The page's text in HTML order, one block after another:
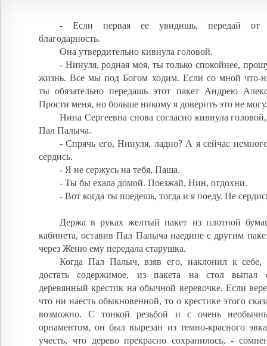
- Если первая ее увидишь, передай от
благодарность.
Она утвердительно кивнула головой.
- Нинуля, родная моя, ты только спокойнее,
жизнь. Все мы под Богом ходим. Если со мной что-
ты обязательно передашь этот пакет Андрею
Прости меня, но больше никому я доверить это не
Нина Сергеевна снова согласно кивнула
Пал Палыча.
- Спрячь его, Нинуля, ладно? А я сейчас
сердись.
- Я не сержусь на тебя, Паша.
- Ты бы ехала домой. Поезжай, Нин, отдохни.
- Вот когда ты поедешь, тогда и я поеду. Не
Держа в руках желтый пакет из плотной
кабинета, оставив Пал Палыча наедине с другим
через Женю ему передала старушка.
Когда Пал Палыч, взяв его, наклонил к себе,
достать содержимое, из пакета на стол выпал
деревянный крестик на обычной веревочке. Если
что ни наесть обыкновенной, то о крестике этого
возможно. С тонкой резьбой и с очень
орнаментом, он был вырезан из темно-красного
учесть, что дерево прекрасно сохранилось, -